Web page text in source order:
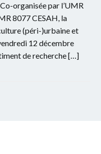
organisée par l’UMR
8077 CESAH, la
(péri-)urbaine et
12 décembre
de recherche […]